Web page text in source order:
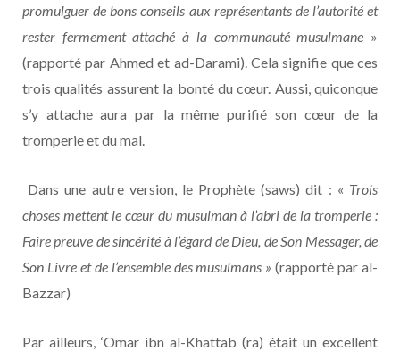
promulguer de bons conseils aux représentants de l’autorité et
rester fermement attaché à la communauté musulmane »
(rapporté par Ahmed et ad-Darami). Cela signifie que ces
trois qualités assurent la bonté du cœur. Aussi, quiconque
s’y attache aura par la même purifié son cœur de la
tromperie et du mal.
Dans une autre version, le Prophète (saws) dit : « Trois
choses mettent le cœur du musulman à l’abri de la tromperie :
Faire preuve de sincérité à l’égard de Dieu, de Son Messager, de
Son Livre et de l’ensemble des musulmans » (rapporté par al-
Bazzar)
Par ailleurs, ‘Omar ibn al-Khattab (ra) était un excellent